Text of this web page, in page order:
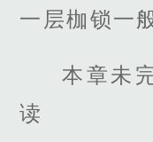
一层枷锁一
本章未
读